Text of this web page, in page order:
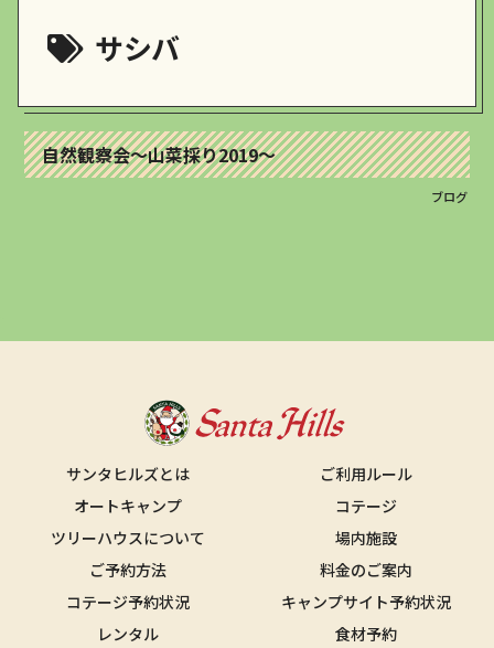
サシバ
自然観察会～山菜採り2019～
ブログ
サンタヒルズとは
ご利用ルール
オートキャンプ
コテージ
ツリーハウスについて
場内施設
ご予約方法
料金のご案内
コテージ予約状況
キャンプサイト予約状況
レンタル
食材予約